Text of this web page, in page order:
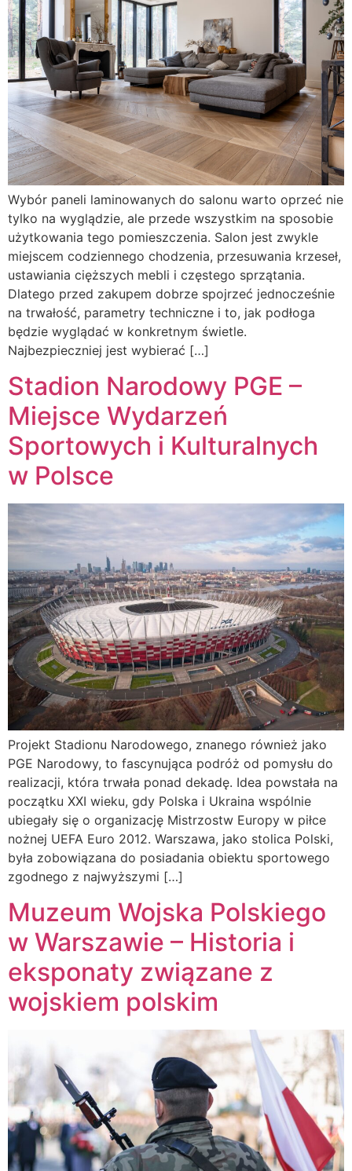
Wybór paneli laminowanych do salonu warto oprzeć nie
tylko na wyglądzie, ale przede wszystkim na sposobie
użytkowania tego pomieszczenia. Salon jest zwykle
miejscem codziennego chodzenia, przesuwania krzeseł,
ustawiania cięższych mebli i częstego sprzątania.
Dlatego przed zakupem dobrze spojrzeć jednocześnie
na trwałość, parametry techniczne i to, jak podłoga
będzie wyglądać w konkretnym świetle.
Najbezpieczniej jest wybierać […]
Stadion Narodowy PGE –
Miejsce Wydarzeń
Sportowych i Kulturalnych
w Polsce
Projekt Stadionu Narodowego, znanego również jako
PGE Narodowy, to fascynująca podróż od pomysłu do
realizacji, która trwała ponad dekadę. Idea powstała na
początku XXI wieku, gdy Polska i Ukraina wspólnie
ubiegały się o organizację Mistrzostw Europy w piłce
nożnej UEFA Euro 2012. Warszawa, jako stolica Polski,
była zobowiązana do posiadania obiektu sportowego
zgodnego z najwyższymi […]
Muzeum Wojska Polskiego
w Warszawie – Historia i
eksponaty związane z
wojskiem polskim